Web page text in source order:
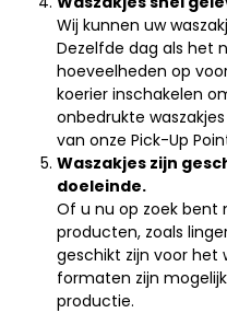
Wij kunnen uw
Dezelfde dag als het
hoeveelheden op
koerier inschakelen
onbedrukte
van onze Pick-Up
Waszakjes zijn
doeleinde.
Of u nu op zoek bent
producten, zoals
geschikt zijn voor het
formaten zijn
productie.